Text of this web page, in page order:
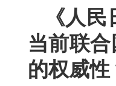
《人
当前联
的权威性